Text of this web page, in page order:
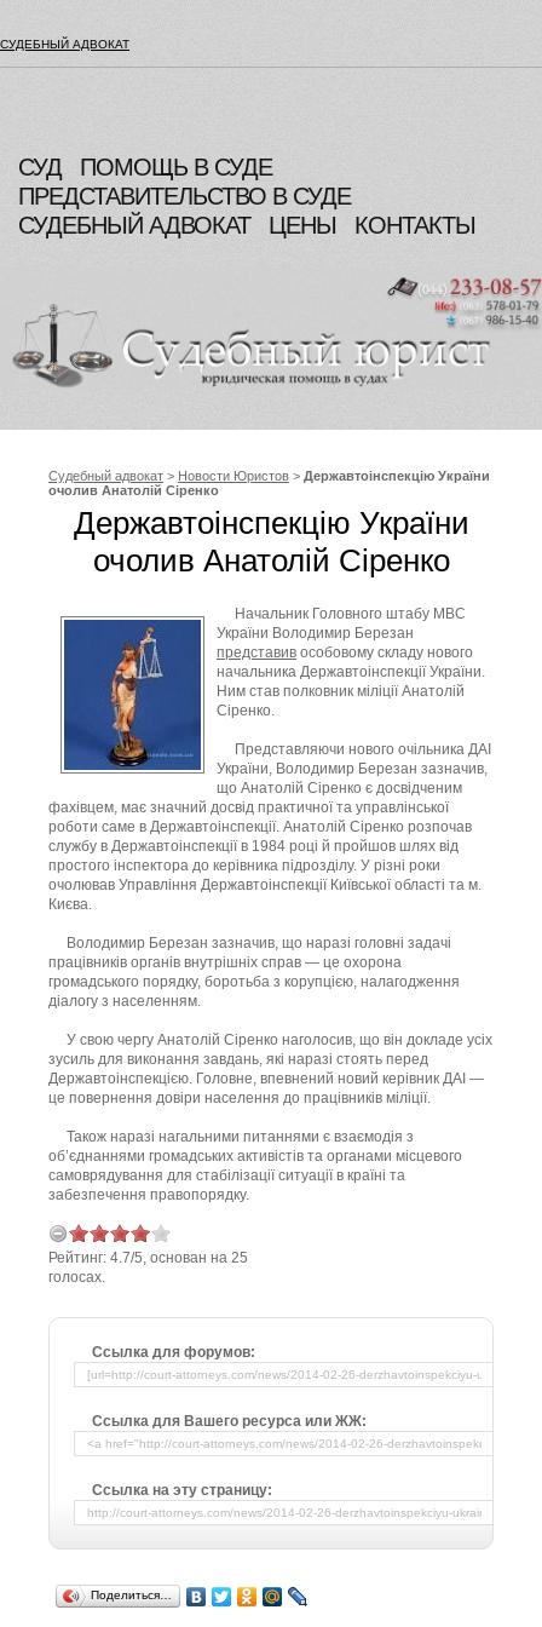
СУДЕБНЫЙ АДВОКАТ
СУД
ПОМОЩЬ В СУДЕ
ПРЕДСТАВИТЕЛЬСТВО В СУДЕ
СУДЕБНЫЙ АДВОКАТ
ЦЕНЫ КОНТАКТЫ
Судебный адвокат > Новости Юристов > Державтоінспекцію України
очолив Анатолій Сіренко
Державтоінспекцію України
очолив Анатолій Сіренко
Начальник Головного штабу МВС
України Володимир Березан
представив особовому складу нового
начальника Державтоінспекції України.
Ним став полковник міліції Анатолій
Сіренко.
Представляючи нового очільника ДАІ
України, Володимир Березан зазначив,
що Анатолій Сіренко є досвідченим
фахівцем, має значний досвід практичної та управлінської
роботи саме в Державтоінспекції. Анатолій Сіренко розпочав
службу в Державтоінспекції в 1984 році й пройшов шлях від
простого інспектора до керівника підрозділу. У різні роки
очолював Управління Державтоінспекції Київської області та м.
Києва.
Володимир Березан зазначив, що наразі головні задачі
працівників органів внутрішніх справ — це охорона
громадського порядку, боротьба з корупцією, налагодження
діалогу з населенням.
У свою чергу Анатолій Сіренко наголосив, що він докладе усіх
зусиль для виконання завдань, які наразі стоять перед
Державтоінспекцією. Головне, впевнений новий керівник ДАІ —
це повернення довіри населення до працівників міліції.
Також наразі нагальними питаннями є взаємодія з
об’єднаннями громадських активістів та органами місцевого
самоврядування для стабілізації ситуації в країні та
забезпечення правопорядку.
Рейтинг: 4.7/5, основан на 25
голосах.
Ссылка для форумов:
Ссылка для Вашего ресурса или ЖЖ:
Ссылка на эту страницу:
Поделиться…